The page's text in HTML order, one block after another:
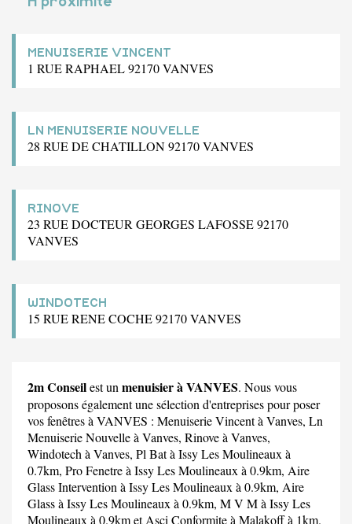
MENUISERIE VINCENT
1 RUE RAPHAEL 92170 VANVES
LN MENUISERIE NOUVELLE
28 RUE DE CHATILLON 92170 VANVES
RINOVE
23 RUE DOCTEUR GEORGES LAFOSSE 92170
VANVES
WINDOTECH
15 RUE RENE COCHE 92170 VANVES
2m Conseilest un menuisier à VANVES. Nous vous
proposons également une sélection d'entreprises pour poser
vos fenêtres à VANVES : Menuiserie Vincentà Vanves, Ln
Menuiserie Nouvelleà Vanves, Rinoveà Vanves,
Windotech à Vanves, Pl Batà Issy Les Moulineaux à
0.7km, Pro Fenetreà Issy Les Moulineaux à 0.9km, Aire
Glass Intervention à Issy Les Moulineaux à 0.9km, Aire
Glassà Issy Les Moulineaux à 0.9km, M V Mà Issy Les
Moulineaux à 0.9km etAsci Conformiteà Malakoff à 1km.